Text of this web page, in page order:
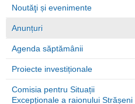
Noutăţi și evenimente
Anunțuri
Agenda săptămânii
Proiecte investiționale
Comisia pentru Situații
Excepționale a raionului Strășeni